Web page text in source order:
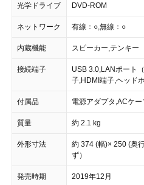
光学ドライブ DVD-ROM
ネットワーク 有線：○,無線：○
内蔵機能 スピーカー,テンキー
接続端子
USB 3.0,LANポート
子,HDMI端子,ヘッド
付属品 電源アダプタ,ACケー
質量 約 2.1 kg
外形寸法
約 374 (幅)× 250 (奥
ず）
発売時期 2019年12月